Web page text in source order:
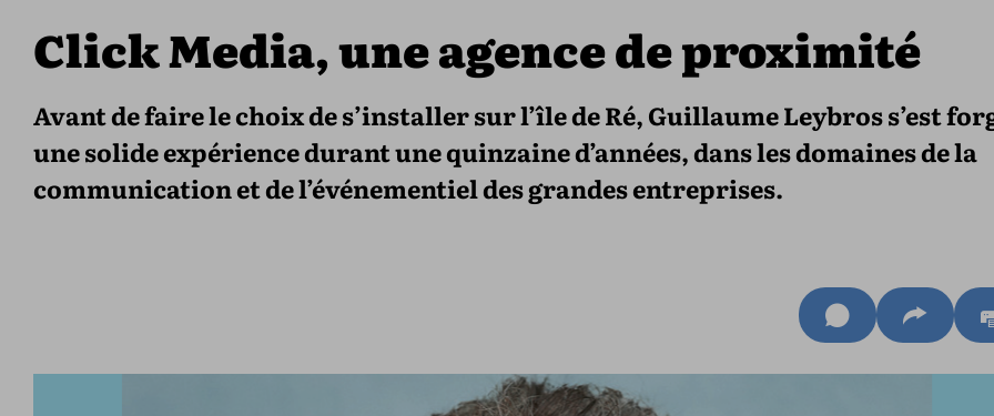
Click Media, une agence de proximité
Avant de faire le choix de s’installer sur l’île de Ré, Guillaume Leybros s’est
une solide expérience durant une quinzaine d’années, dans les domaines de la
communication et de l’événementiel des grandes entreprises.